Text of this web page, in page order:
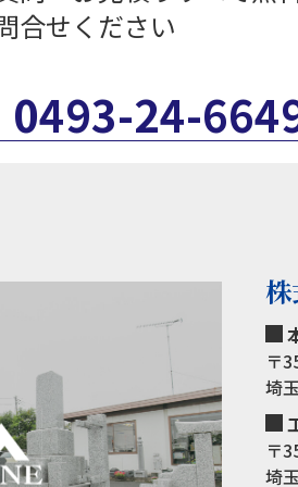
合せください
0493-24-
〒
埼
〒
埼